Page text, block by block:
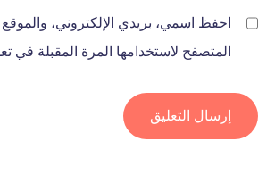
احفظ اسمي، بريدي الإلكتروني، والموقع
المتصفح لاستخدامها المرة المقبلة في